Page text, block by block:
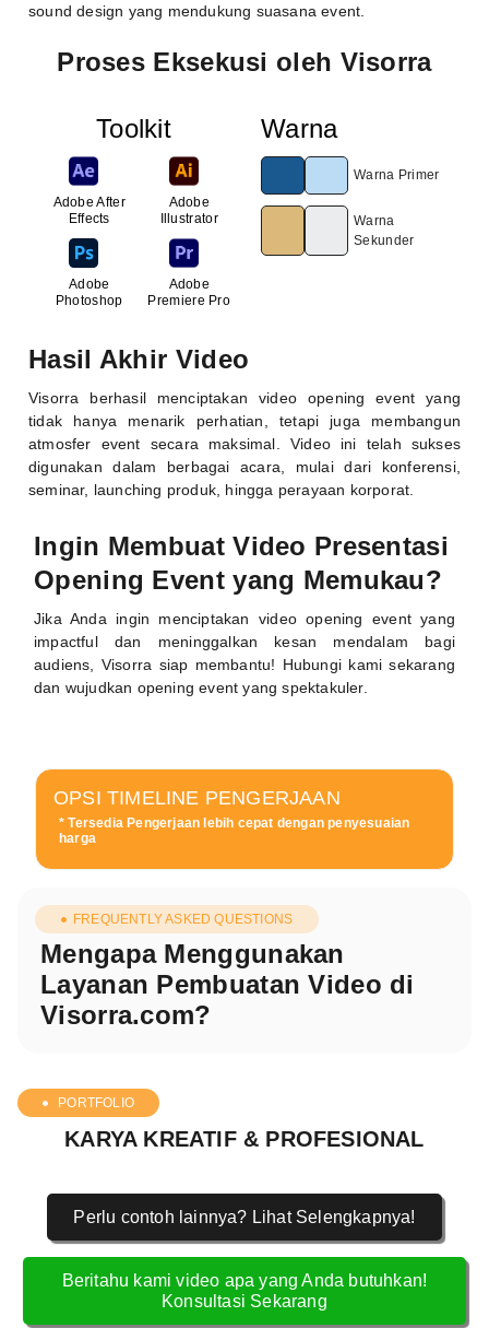
sound design yang mendukung suasana event.
Proses Eksekusi oleh Visorra
Toolkit
Adobe After
Effects
Adobe
Illustrator
Adobe
Photoshop
Adobe
Premiere Pro
Warna
Warna Primer
Warna
Sekunder
Hasil Akhir Video
Visorra berhasil menciptakan video opening event yang
tidak hanya menarik perhatian, tetapi juga membangun
atmosfer event secara maksimal. Video ini telah sukses
digunakan dalam berbagai acara, mulai dari konferensi,
seminar, launching produk, hingga perayaan korporat.
Ingin Membuat Video Presentasi
Opening Event yang Memukau?
Jika Anda ingin menciptakan video opening event yang
impactful dan meninggalkan kesan mendalam bagi
audiens, Visorra siap membantu! Hubungi kami sekarang
dan wujudkan opening event yang spektakuler.
OPSI TIMELINE PENGERJAAN
* Tersedia Pengerjaan lebih cepat dengan penyesuaian
harga
FREQUENTLY ASKED QUESTIONS
Mengapa Menggunakan
Layanan Pembuatan Video di
Visorra.com?
PORTFOLIO
KARYA KREATIF & PROFESIONAL
Perlu contoh lainnya? Lihat Selengkapnya!
Beritahu kami video apa yang Anda butuhkan!
Konsultasi Sekarang